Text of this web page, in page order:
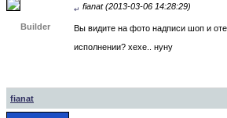
Builder
↵ fianat (2013-03-06 14:28:29)
Вы видите на фото надписи шоп и
исполнении? хехе.. нуну
fianat